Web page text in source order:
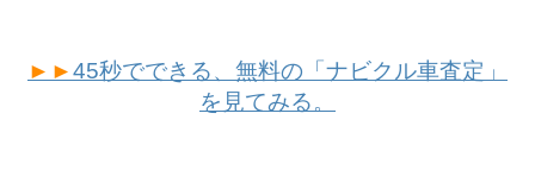
►►45秒でできる、無料の「ナビクル車査定」
を見てみる。